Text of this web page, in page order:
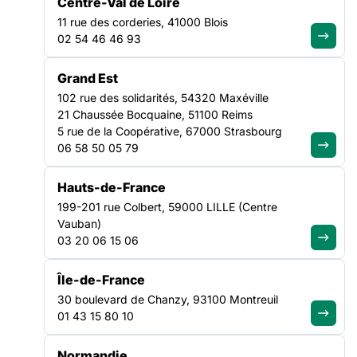
PROFAIR « Professionnalisation, Réseau,
EMPLOI
ÎLE-DE-FRANCE
La Fédération des acteurs de la solidarité Ile-de-France a reçu
le soutien de la DIAIR (Délégation Interministérielle à l’Accueil
et à l’Intégration des Réfugiés) et du Ministère de l’Intérieur
par le biais de la DIAN (Direction de l’Intégration et de l’Accès
à la Nationalité) pour mettre en œuvre et coordonner le projet
PROFAIR « Professionnalisation, Réseau, Outillage et
Formation des Acteurs de l’Intégration des Réfugiés ». En Ile-
de-France, les actions mises en œuvre dans le cadre du
projet reçoivent également le soutien de la DRIEETS.
PROFAIR c’est quoi ?
11 rue des corderies, 41000 Blois
02 54 46 46 93
Grand Est
102 rue des solidarités, 54320 Maxéville
21 Chaussée Bocquaine, 51100 Reims
5 rue de la Coopérative, 67000 Strasbourg
06 58 50 05 79
Hauts-de-France
199-201 rue Colbert, 59000 LILLE (Centre
Vauban)
03 20 06 15 06
Île-de-France
30 boulevard de Chanzy, 93100 Montreuil
01 43 15 80 10